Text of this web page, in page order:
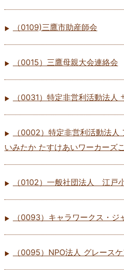
（0109)三鷹市助産師会
（0015）三鷹母親大会連絡会
（0031）特定非営利活動法人
（0002）特定非営利活動法
いみたか たすけあいワーカーズ
（0102）一般社団法人 江戸
（0093）キャラワークス・ジ
（0095）NPO法人 グレース